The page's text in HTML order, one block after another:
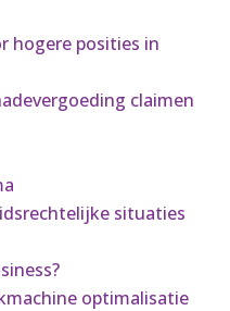
hogere posities in
claimen
situaties
optimalisatie